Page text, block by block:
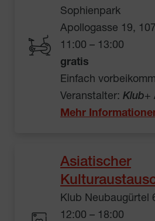
Sophienpark
Apollogasse 19,
11:00 – 13:00
gratis
Einfach
Veranstalter: Klub+
Mehr
Asiatischer
Klub Neubaugürtel
12:00 – 18:00